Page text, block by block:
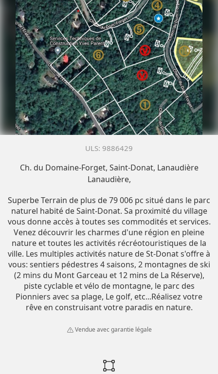
9886429
Ch. du Domaine-Forget, Saint-Donat, Lanaudière
Lanaudière
Superbe Terrain de plus de 79 006 pc situé dans le parc
naturel habité de Saint-Donat. Sa proximité du village
vous donne accès à toutes ses commodités et services.
Venez découvrir les charmes d'une région en pleine
nature et toutes les activités récréotouristiques de la
ville. Les multiples activités nature de St-Donat s'offre à
vous: sentiers pédestres 4 saisons, 2 montagnes de ski
(2 mins du Mont Garceau et 12 mins de La Réserve),
piste cyclable et vélo de montagne, le parc des
Pionniers avec sa plage, Le golf, etc...Réalisez votre
rêve en construisant votre paradis en nature.
Vendue avec garantie légale